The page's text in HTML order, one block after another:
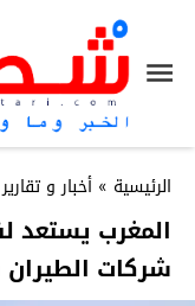
الرئيسية » أخبار و تقارير
المغرب يستعد
شركات الطيران